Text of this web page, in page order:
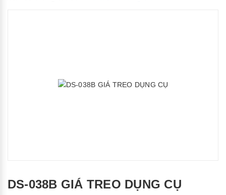
DS-038B GIÁ TREO DỤNG CỤ